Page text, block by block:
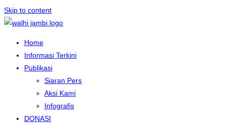
Skip to content
Home
Informasi Terkini
Publikasi
Siaran Pers
Aksi Kami
Infografis
DONASI